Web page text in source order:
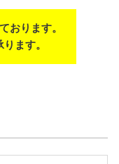
おります。
ます。